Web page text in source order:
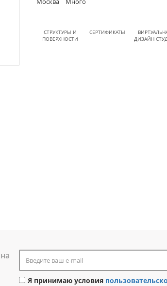
СТРУКТУРЫ И
ПОВЕРХНОСТИ
СЕРТИФИКАТЫ
ДИЗАЙН
Я принимаю условия